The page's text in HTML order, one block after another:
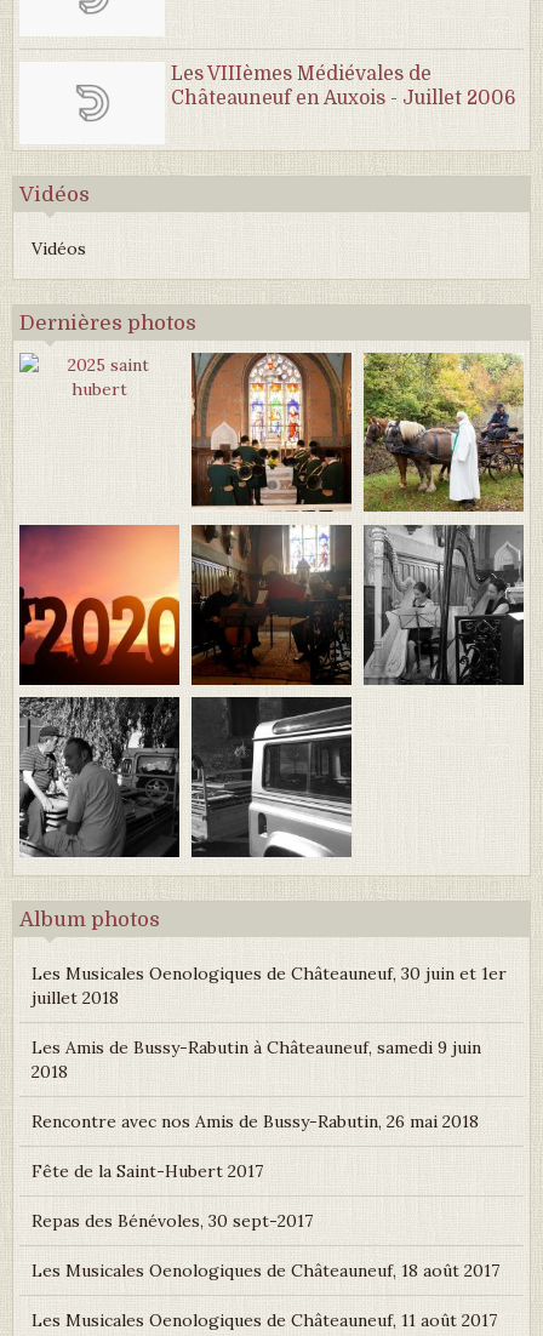
Les VIIIèmes Médiévales de
Châteauneuf en Auxois - Juillet 2006
Vidéos
Vidéos
Dernières photos
Album photos
Les Musicales Oenologiques de Châteauneuf, 30 juin et 1er
juillet 2018
Les Amis de Bussy-Rabutin à Châteauneuf, samedi 9 juin
2018
Rencontre avec nos Amis de Bussy-Rabutin, 26 mai 2018
Fête de la Saint-Hubert 2017
Repas des Bénévoles, 30 sept-2017
Les Musicales Oenologiques de Châteauneuf, 18 août 2017
Les Musicales Oenologiques de Châteauneuf, 11 août 2017